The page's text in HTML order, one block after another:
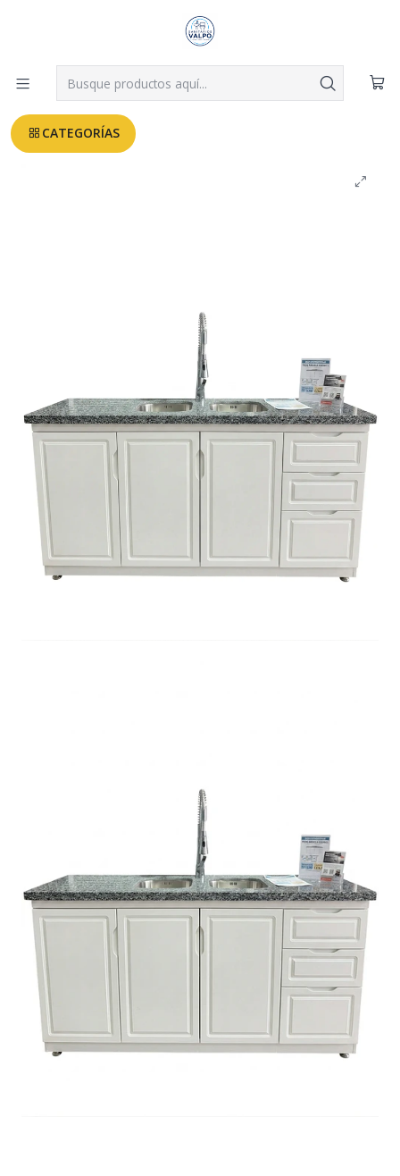
CATEGORÍAS
Despachos a todo Valparaíso, Viña, Quilpué y Villa Alemana desde
Leer más
Inicio MUEBLES COCINA
Mueble Lavaplatos Granito 180cm + Llave Extraible Rivoli